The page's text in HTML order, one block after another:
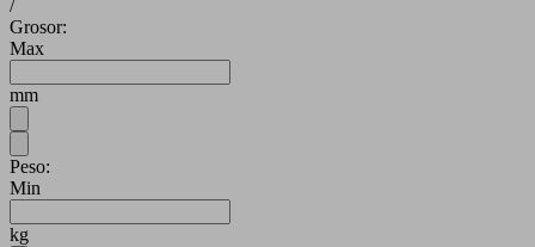
/
Grosor:
Max
mm
Peso:
Min
kg